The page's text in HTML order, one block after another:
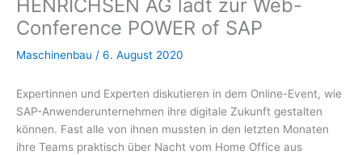
HENRICHSEN AG lädt zur Web-
Conference POWER of SAP
Maschinenbau / 6. August 2020
Expertinnen und Experten diskutieren in dem Online-Event, wie
SAP-Anwenderunternehmen ihre digitale Zukunft gestalten
können. Fast alle von ihnen mussten in den letzten Monaten
ihre Teams praktisch über Nacht vom Home Office aus